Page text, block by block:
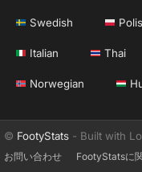
Swedish
Italian Thai
Norwegian
© FootyStats - Built with
お問い合わせ FootyStatsに